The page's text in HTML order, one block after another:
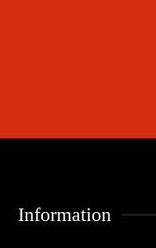
Information